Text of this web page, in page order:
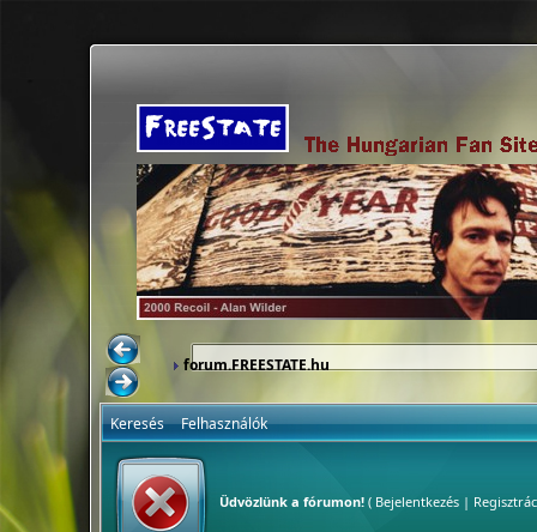
forum.FREESTATE.hu
Keresés Felhasználók
Üdvözlünk a fórumon!( Bejelentkezés|